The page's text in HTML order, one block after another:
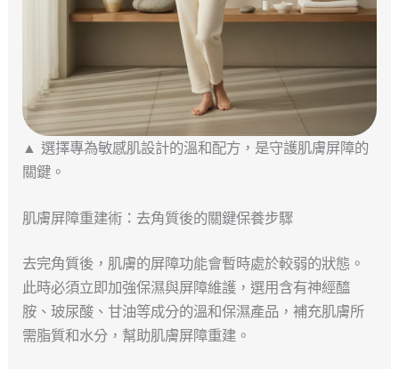
▲ 選擇專為敏感肌設計的溫和配方，是守護肌膚屏障的
關鍵。
肌膚屏障重建術：去角質後的關鍵保養步驟
去完角質後，肌膚的屏障功能會暫時處於較弱的狀態。
此時必須立即加強保濕與屏障維護，選用含有神經醯
胺、玻尿酸、甘油等成分的溫和保濕產品，補充肌膚所
需脂質和水分，幫助肌膚屏障重建。